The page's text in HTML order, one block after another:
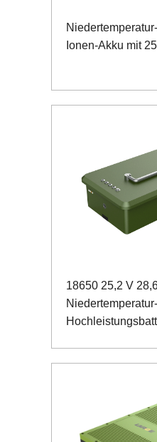
Ionen-Akku mit
18650 25,2 V
Niedertemperatur-